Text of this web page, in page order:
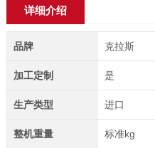
详细介绍
品牌 克拉斯
加工定制 是
生产类型 进口
整机重量 标准kg